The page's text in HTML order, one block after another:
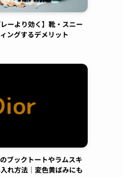
バレンシアガのスニーカーの
ーならば、汚れたら買い替えればよ
気持ちですが、高級ブランドのスニ
依頼をしました。表面は、ガラス、
りますが傷みや劣化を防ぎ長く履け
惜しくないお金かと。綺麗に仕上げ
しっかりしており、実際にコーティ
いしたバック、時計、ゴルフクラ
はしっかりと効果が出ているかと思
ーより効く】靴・スニー
ングするデメリット
ブックトートやラムスキ
れ方法｜変色黄ばみにも